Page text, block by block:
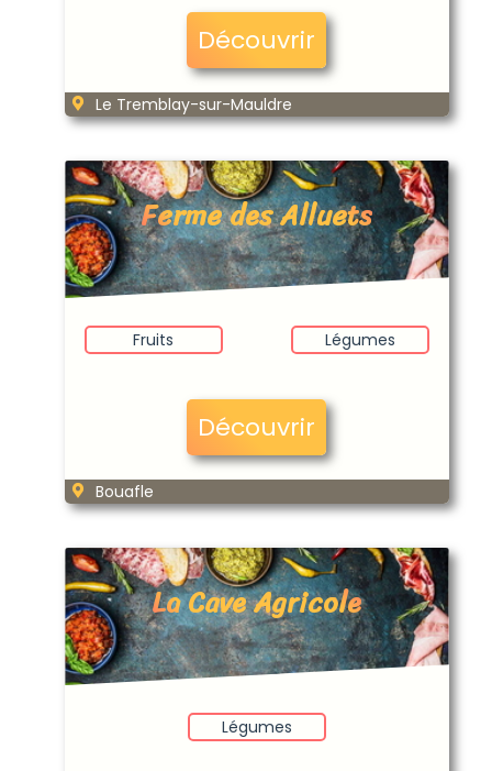
Découvrir
Le Tremblay-sur-Mauldre
Ferme des Alluets
Fruits Légumes
Découvrir
Bouafle
La Cave Agricole
Légumes